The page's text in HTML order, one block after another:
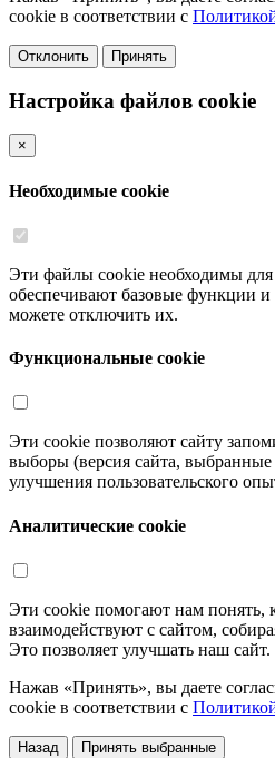
cookie в соответствии с
Отклонить Принять
Настройка файлов cookie
×
Необходимые cookie
Эти файлы cookie необходимы
обеспечивают базовые функции и
можете отключить их.
Функциональные cookie
Эти cookie позволяют сайту
выборы (версия сайта,
улучшения пользовательского
Аналитические cookie
Эти cookie помогают нам понять,
взаимодействуют с сайтом,
Это позволяет улучшать наш сайт.
Нажав «Принять», вы даете
cookie в соответствии с
Назад Принять выбранные